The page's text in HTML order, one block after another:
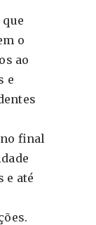
o
ao
e
final
e até